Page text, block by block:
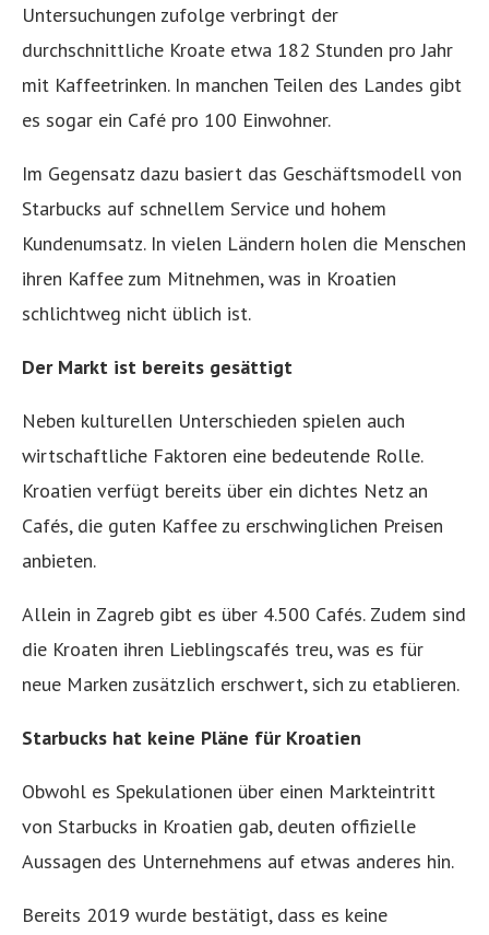
Untersuchungen zufolge verbringt der
durchschnittliche Kroate etwa 182 Stunden pro Jahr
mit Kaffeetrinken. In manchen Teilen des Landes gibt
es sogar ein Café pro 100 Einwohner.
Im Gegensatz dazu basiert das Geschäftsmodell von
Starbucks auf schnellem Service und hohem
Kundenumsatz. In vielen Ländern holen die Menschen
ihren Kaffee zum Mitnehmen, was in Kroatien
schlichtweg nicht üblich ist.
Der Markt ist bereits gesättigt
Neben kulturellen Unterschieden spielen auch
wirtschaftliche Faktoren eine bedeutende Rolle.
Kroatien verfügt bereits über ein dichtes Netz an
Cafés, die guten Kaffee zu erschwinglichen Preisen
anbieten.
Allein in Zagreb gibt es über 4.500 Cafés. Zudem sind
die Kroaten ihren Lieblingscafés treu, was es für
neue Marken zusätzlich erschwert, sich zu etablieren.
Starbucks hat keine Pläne für Kroatien
Obwohl es Spekulationen über einen Markteintritt
von Starbucks in Kroatien gab, deuten offizielle
Aussagen des Unternehmens auf etwas anderes hin.
Bereits 2019 wurde bestätigt, dass es keine